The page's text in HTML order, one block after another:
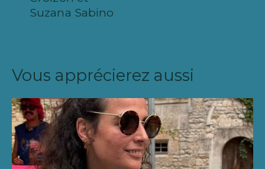
Suzana Sabino
Vous apprécierez aussi